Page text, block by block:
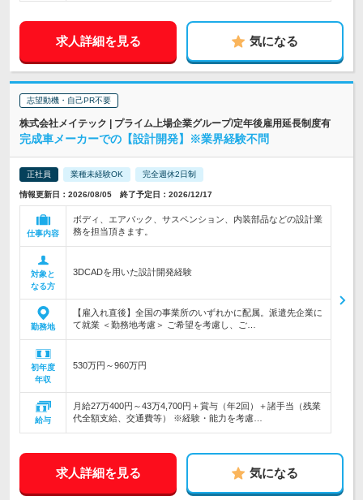
求人詳細を見る 気になる
志望動機・自己PR不要
株式会社メイテック | プライム上場企業グループ/定年後雇用延長制度有
完成車メーカーでの【設計開発】※業界経験不問
正社員 業種未経験OK 完全週休2日制
情報更新日：2026/08/05 終了予定日：2026/12/17
仕事内容
ボディ、エアバック、サスペンション、内装部品などの設計業
務を担当頂きます。
対象と
なる方
3DCADを用いた設計開発経験
勤務地
【雇入れ直後】全国の事業所のいずれかに配属。派遣先企業に
て就業 ＜勤務地考慮＞ ご希望を考慮し、ご…
初年度
年収
530万円～960万円
給与
月給27万400円～43万4,700円＋賞与（年2回）＋諸手当（残業
代全額支給、交通費等） ※経験・能力を考慮…
求人詳細を見る 気になる